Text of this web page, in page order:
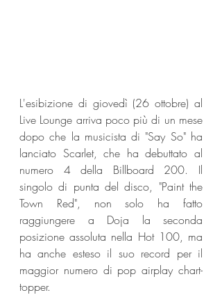
L'esibizione di giovedì (26 ottobre) al
Live Lounge arriva poco più di un mese
dopo che la musicista di "Say So" ha
lanciato Scarlet, che ha debuttato al
numero 4 della Billboard 200. Il
singolo di punta del disco, "Paint the
Town Red", non solo ha fatto
raggiungere a Doja la seconda
posizione assoluta nella Hot 100, ma
ha anche esteso il suo record per il
maggior numero di pop airplay chart-
topper.